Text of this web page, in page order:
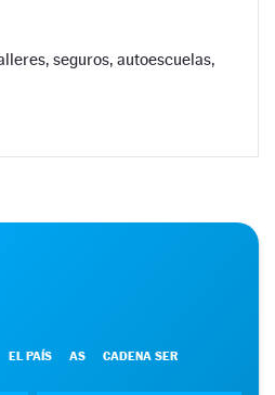
seguros, autoescuelas,
EL PAÍS AS CADENA SER